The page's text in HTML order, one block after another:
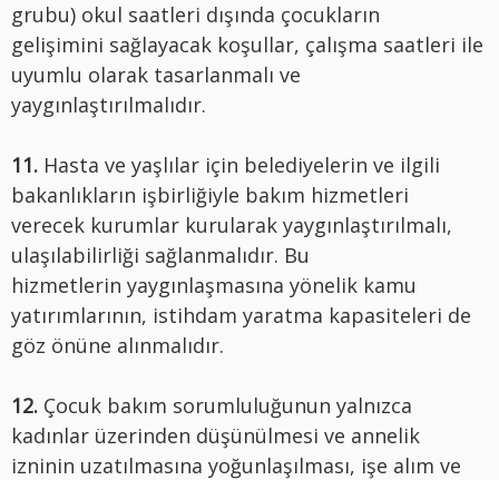
grubu) okul saatleri dışında çocukların
gelişimini sağlayacak koşullar, çalışma saatleri ile
uyumlu olarak tasarlanmalı ve
yaygınlaştırılmalıdır.
11. Hasta ve yaşlılar için belediyelerin ve ilgili
bakanlıkların işbirliğiyle bakım hizmetleri
verecek kurumlar kurularak yaygınlaştırılmalı,
ulaşılabilirliği sağlanmalıdır. Bu
hizmetlerin yaygınlaşmasına yönelik kamu
yatırımlarının, istihdam yaratma kapasiteleri de
göz önüne alınmalıdır.
12. Çocuk bakım sorumluluğunun yalnızca
kadınlar üzerinden düşünülmesi ve annelik
izninin uzatılmasına yoğunlaşılması, işe alım ve